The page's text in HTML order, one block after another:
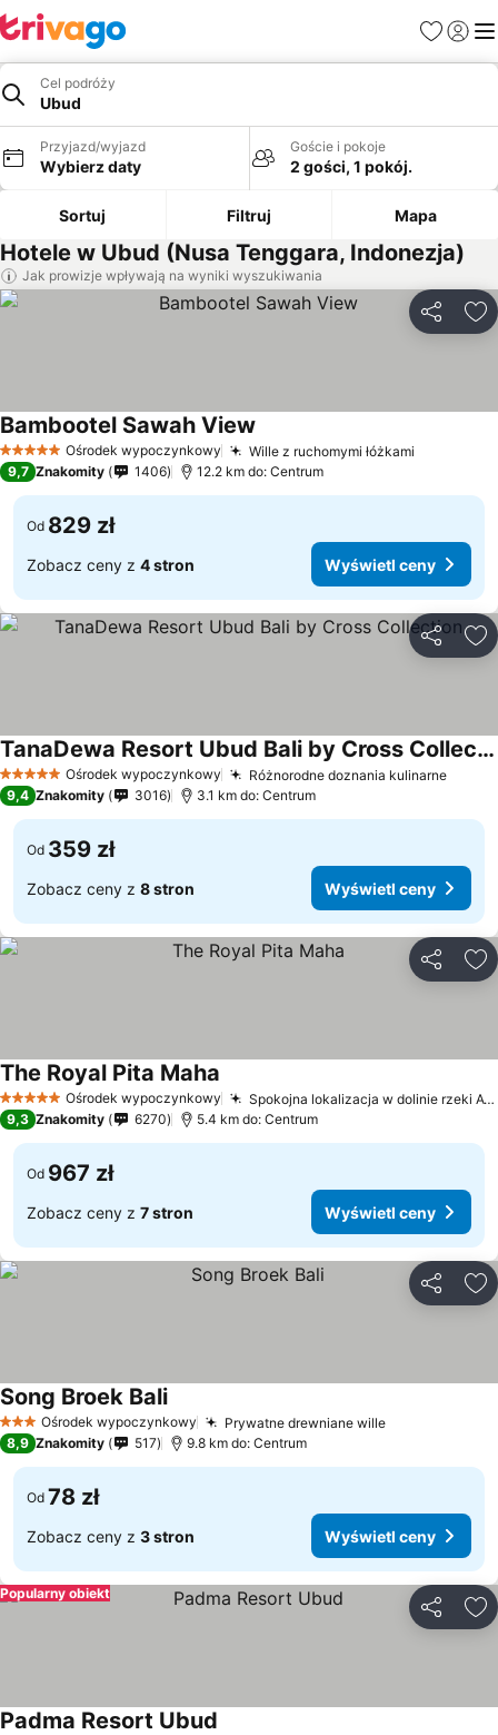
Ulubione
Cel podróży
Ubud
Przyjazd/wyjazd
Wybierz daty
Goście i pokoje
2 gości, 1 pokój.
Sortuj Filtruj Mapa
Hotele w Ubud (Nusa Tenggara, Indonezja)
Jak prowizje wpływają na wyniki wyszukiwania
5 KategoriaOśrodek wypoczynkowy Wille z ruchomymi łóżkami
Bambootel Sawah View
9,7 Znakomity 1406 12.2 km do: Centrum
Od 829 zł
Zobacz ceny z 4 stron Wyświetl ceny
5 KategoriaOśrodek wypoczynkowy Różnorodne doznania kulinarne
TanaDewa Resort Ubud Bali by Cross Collection
9,4 Znakomity 3016 3.1 km do: Centrum
Od 359 zł
Zobacz ceny z 8 stron Wyświetl ceny
5 KategoriaOśrodek wypoczynkowy Spokojna lokalizacja w dolinie rzeki Ayung
The Royal Pita Maha
9,3 Znakomity 6270 5.4 km do: Centrum
Od 967 zł
Zobacz ceny z 7 stron Wyświetl ceny
3 KategoriaOśrodek wypoczynkowy Prywatne drewniane wille
Song Broek Bali
8,9 Znakomity 517 9.8 km do: Centrum
Od 78 zł
Zobacz ceny z 3 stron Wyświetl ceny
Popularny obiekt
Padma Resort Ubud